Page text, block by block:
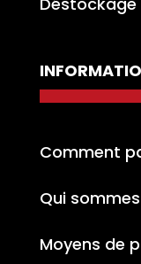
Comment
Qui
Moyens de